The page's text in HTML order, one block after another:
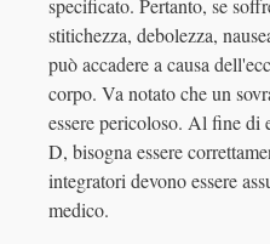
specificato. Pertanto, se
stitichezza, debolezza,
può accadere a causa
corpo. Va notato che un
essere pericoloso. Al fine di
D, bisogna essere
integratori devono essere
medico.